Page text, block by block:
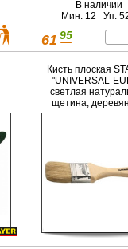
В наличии
Мин: 12 Уп:
61 95
Кисть плоская
"UNIVERSAL-
светлая
щетина,
ручка,100мм